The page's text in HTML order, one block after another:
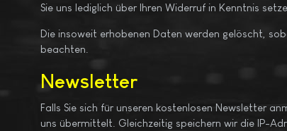
Sie uns lediglich über Ihren Widerruf in Kenntnis
Die insoweit erhobenen Daten werden gelöscht,
beachten.
Newsletter
Falls Sie sich für unseren kostenlosen Newsletter
uns übermittelt. Gleichzeitig speichern wir die IP-